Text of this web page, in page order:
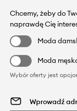
Chcemy, żeby do
naprawdę Cię
Moda
Moda
Wybór oferty jest